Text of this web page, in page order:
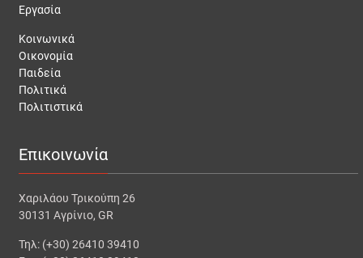
Εργασία
Κοινωνικά
Οικονομία
Παιδεία
Πολιτικά
Πολιτιστικά
Επικοινωνία
Χαριλάου Τρικούπη 26
30131 Αγρίνιο, GR
Τηλ: (+30) 26410 39410